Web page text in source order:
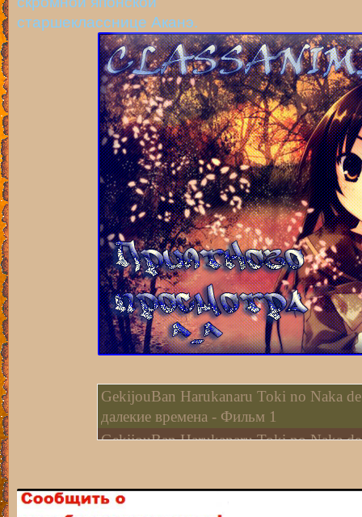
старшекласснице Аканэ.
GekijouBan Harukanaru Toki no Naka
далекие времена - Фильм 1
GekijouBan Harukanaru Toki no Naka